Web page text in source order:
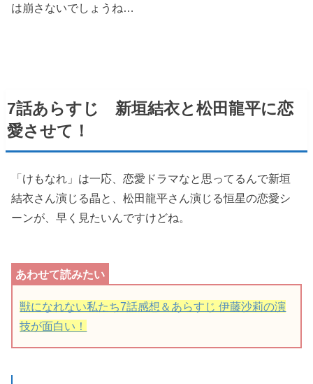
は崩さないでしょうね…
7話あらすじ 新垣結衣と松田龍平に恋
愛させて！
「けもなれ」は一応、恋愛ドラマなと思ってるんで新垣
結衣さん演じる晶と、松田龍平さん演じる恒星の恋愛シ
ーンが、早く見たいんですけどね。
獣になれない私たち7話感想＆あらすじ 伊藤沙莉の演
技が面白い！